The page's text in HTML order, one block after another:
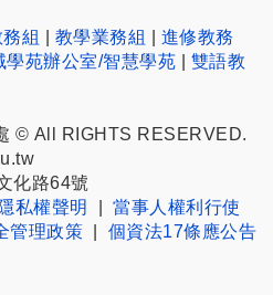
組 教學業務組
進修教務
學苑辦公室/智慧學苑
雙語教
© All RIGHTS RESERVED.
化路64號
隱私權聲明
當事人權利行使
管理政策
個資法17條應公告